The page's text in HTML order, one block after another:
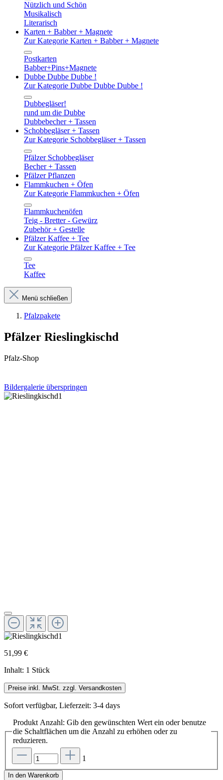
Nützlich und Schön
Musikalisch
Literarisch
Karten + Babber + Magnete
Zur Kategorie Karten + Babber + Magnete
Postkarten
Babber+Pins+Magnete
Dubbe Dubbe Dubbe !
Zur Kategorie Dubbe Dubbe Dubbe !
Dubbegläser!
rund um die Dubbe
Dubbebecher + Tassen
Schobbegläser + Tassen
Zur Kategorie Schobbegläser + Tassen
Pfälzer Schobbegläser
Becher + Tassen
Pfälzer Pflanzen
Flammkuchen + Öfen
Zur Kategorie Flammkuchen + Öfen
Flammkuchenöfen
Teig - Bretter - Gewürz
Zubehör + Gestelle
Pfälzer Kaffee + Tee
Zur Kategorie Pfälzer Kaffee + Tee
Tee
Kaffee
Menü schließen
Pfalzpakete
Pfälzer Rieslingkischd
Pfalz-Shop
Bildergalerie überspringen
51,99 €
Inhalt: 1 Stück
Preise inkl. MwSt. zzgl. Versandkosten
Sofort verfügbar, Lieferzeit: 3-4 days
Produkt Anzahl: Gib den gewünschten Wert ein oder benutze
die Schaltflächen um die Anzahl zu erhöhen oder zu
reduzieren.
1
In den Warenkorb